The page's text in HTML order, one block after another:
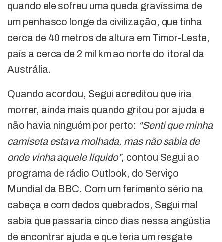
quando ele sofreu uma queda gravíssima de
um penhasco longe da civilização, que tinha
cerca de 40 metros de altura em Timor-Leste,
país a cerca de 2 mil km ao norte do litoral da
Austrália.
Quando acordou, Segui acreditou que iria
morrer, ainda mais quando gritou por ajuda e
não havia ninguém por perto: “Senti que minha
camiseta estava molhada, mas não sabia de
onde vinha aquele líquido”, contou Segui ao
programa de rádio Outlook, do Serviço
Mundial da BBC. Com um ferimento sério na
cabeça e com dedos quebrados, Segui mal
sabia que passaria cinco dias nessa angústia
de encontrar ajuda e que teria um resgate